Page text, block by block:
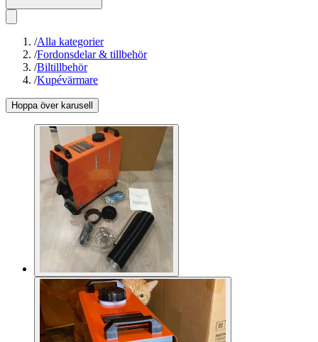
/Alla kategorier
/Fordonsdelar & tillbehör
/Biltillbehör
/Kupévärmare
Hoppa över karusell